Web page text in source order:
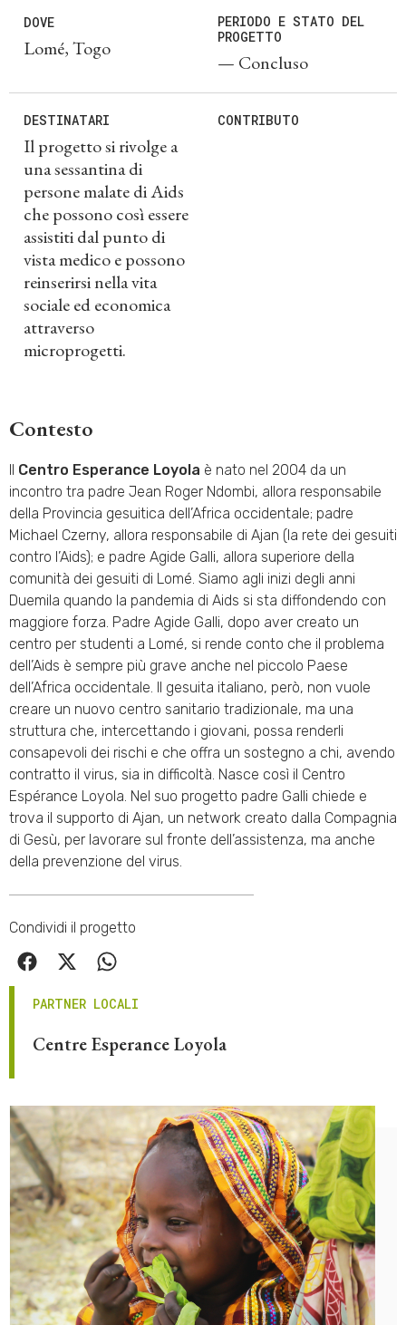
DOVE
Lomé, Togo
PERIODO E STATO DEL
PROGETTO
— Concluso
DESTINATARI
Il progetto si rivolge a
una sessantina di
persone malate di Aids
che possono così essere
assistiti dal punto di
vista medico e possono
reinserirsi nella vita
sociale ed economica
attraverso
microprogetti.
CONTRIBUTO
Contesto
Il Centro Esperance Loyola è nato nel 2004 da un
incontro tra padre Jean Roger Ndombi, allora responsabile
della Provincia gesuitica dell’Africa occidentale; padre
Michael Czerny, allora responsabile di Ajan (la rete dei gesuiti
contro l’Aids); e padre Agide Galli, allora superiore della
comunità dei gesuiti di Lomé. Siamo agli inizi degli anni
Duemila quando la pandemia di Aids si sta diffondendo con
maggiore forza. Padre Agide Galli, dopo aver creato un
centro per studenti a Lomé, si rende conto che il problema
dell’Aids è sempre più grave anche nel piccolo Paese
dell’Africa occidentale. Il gesuita italiano, però, non vuole
creare un nuovo centro sanitario tradizionale, ma una
struttura che, intercettando i giovani, possa renderli
consapevoli dei rischi e che offra un sostegno a chi, avendo
contratto il virus, sia in difficoltà. Nasce così il Centro
Espérance Loyola. Nel suo progetto padre Galli chiede e
trova il supporto di Ajan, un network creato dalla Compagnia
di Gesù, per lavorare sul fronte dell’assistenza, ma anche
della prevenzione del virus.
Condividi il progetto
PARTNER LOCALI
Centre Esperance Loyola